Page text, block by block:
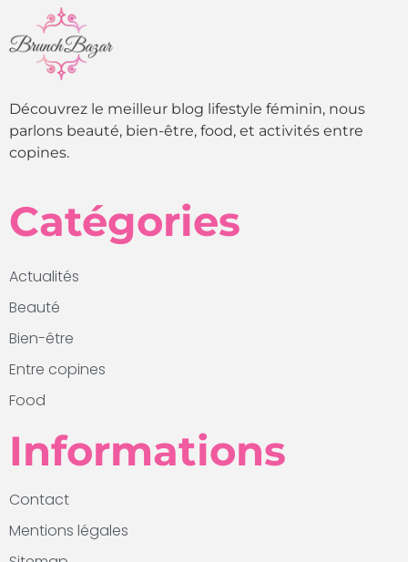
Découvrez le meilleur blog lifestyle féminin, nous
parlons beauté, bien-être, food, et activités entre
copines.
Catégories
Actualités
Beauté
Bien-être
Entre copines
Food
Informations
Contact
Mentions légales